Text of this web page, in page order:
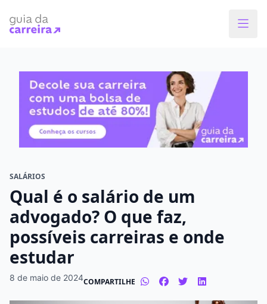
SALÁRIOS
Qual é o salário de um
advogado? O que faz,
possíveis carreiras e onde
estudar
8 de maio de 2024COMPARTILHE
Faça o curso dos sonhos
O que você quer estudar?
Modalidade preferida
Presencial
À distância
Tipo de formação
Graduação
Pós